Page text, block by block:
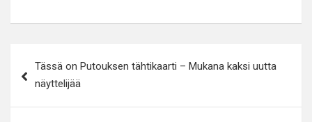
selaus
Tässä on Putouksen tähtikaarti – Mukana kaksi uutta
näyttelijää